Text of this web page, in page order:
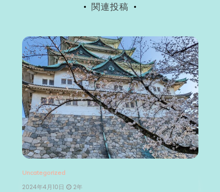
関連投稿
Uncategorized
2024年4月10日 2年